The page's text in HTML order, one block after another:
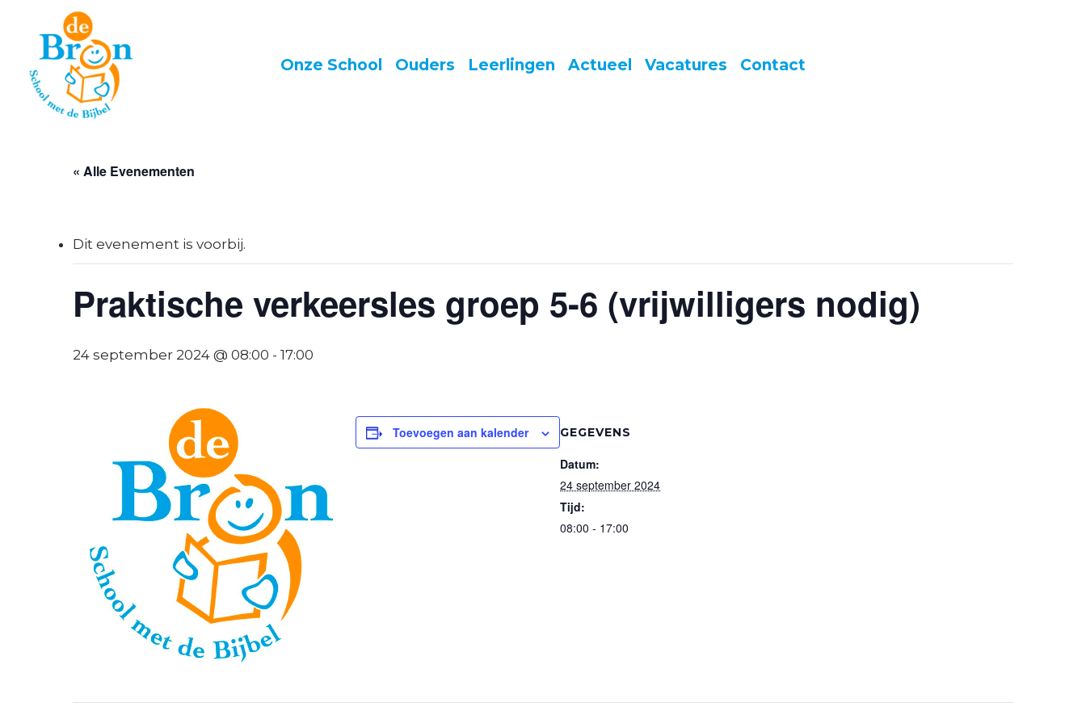
content
Onze School Ouders Leerlingen Actueel Vacatures Contact
« Alle Evenementen
Dit evenement is voorbij.
Praktische verkeersles groep 5-6 (vrijwilligers nodig)
24 september 2024 @ 08:00 - 17:00
Toevoegen aan kalender GEGEVENS
Datum:
24 september 2024
Tijd:
08:00 - 17:00